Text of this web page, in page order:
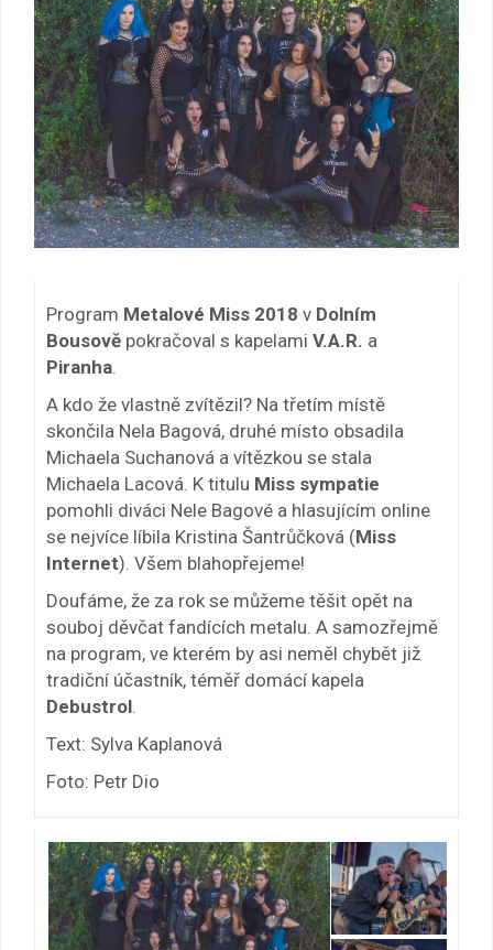
Program Metalové Miss 2018 v Dolním
Bousově pokračoval s kapelami V.A.R. a
Piranha
A kdo že vlastně zvítězil? Na třetím místě
skončila Nela Bagová, druhé místo obsadila
Michaela Suchanová a vítězkou se stala
Michaela Lacová. K titulu Miss sympatie
pomohli diváci Nele Bagové a hlasujícím online
se nejvíce líbila Kristina Šantrůčková (Miss
Internet). Všem blahopřejeme!
Doufáme, že za rok se můžeme těšit opět na
souboj děvčat fandících metalu. A samozřejmě
na program, ve kterém by asi neměl chybět již
tradiční účastník, téměř domácí kapela
Debustrol
Text: Sylva Kaplanová
Foto: Petr Dio